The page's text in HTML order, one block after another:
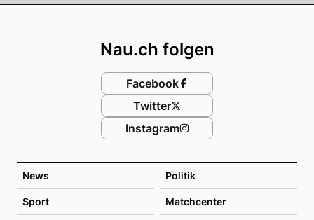
News Politik
Sport Matchcenter
Nau.ch folgen
Facebook
Twitter
Instagram